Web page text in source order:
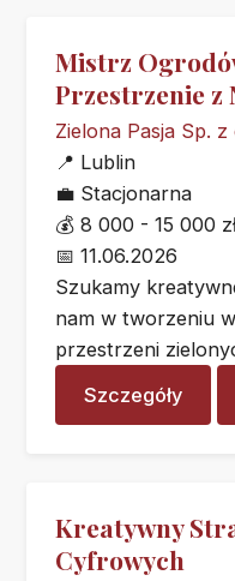
Mistrz
Przestrzenie z
Zielona Pasja Sp. z
📍 Lublin
💼 Stacjonarna
💰 8 000 - 15 000
📅 11.06.2026
Szukamy
nam w tworzeniu
przestrzeni
Szczegóły
Kreatywny
Cyfrowych